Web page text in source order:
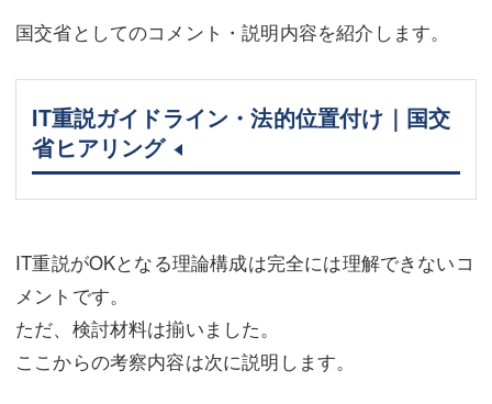
国交省としてのコメント・説明内容を紹介します。
IT重説ガイドライン・法的位置付け｜国交
省ヒアリング
IT重説がOKとなる理論構成は完全には理解できないコ
メントです。
ただ、検討材料は揃いました。
ここからの考察内容は次に説明します。